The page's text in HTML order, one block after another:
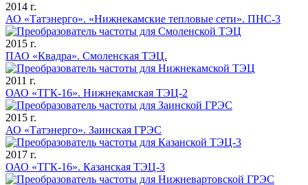
2014 г.
АО «Татэнерго». «Нижнекамские тепловые сети». ПНС-3
2015 г.
ПАО «Квадра». Смоленская ТЭЦ.
2011 г.
ОАО «ТГК-16». Нижнекамская ТЭЦ-2
2015 г.
АО «Татэнерго». Заинская ГРЭС
2017 г.
ОАО «ТГК-16». Казанская ТЭЦ-3